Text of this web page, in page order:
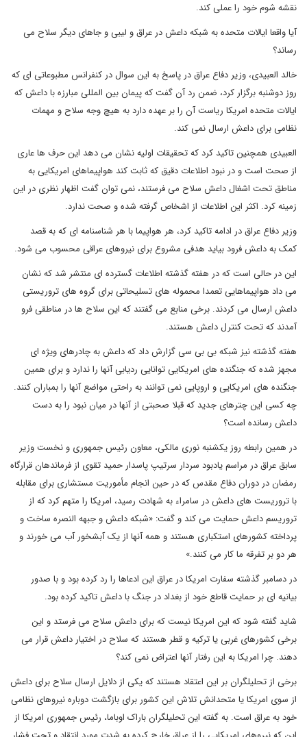
نقشه شوم خود را عملی کند.
آیا واقعا ایالات متحده به شبکه داعش در عراق و لیبی و جاهای دیگر سلاح می
رساند؟
خالد العبیدی، وزیر دفاع عراق در پاسخ به این سوال در کنفرانس مطبوعاتی ای که
روز دوشنبه برگزار کرد، ضمن رد آن گفت که پیمان بین المللی مبارزه با داعش که
ایالات متحده امریکا ریاست آن را بر عهده دارد به هیچ وجه سلاح و مهمات
نظامی برای داعش ارسال نمی کند.
العبیدی همچنین تاکید کرد که تحقیقات اولیه نشان می دهد این حرف ها عاری
از صحت است و در نبود اطلاعات دقیق که ثابت کند هواپیماهای امریکایی به
مناطق تحت اشغال داعش سلاح می فرستند، نمی توان گفت اظهار نظری در این
زمینه کرد. اکثر این اطلاعات از اشخاص گرفته شده و صحت ندارد.
وزیر دفاع عراق در ادامه تاکید کرد، هر هواپیما با هر شناسنامه ای که به قصد
کمک به داعش فرود بیاید هدفی مشروع برای نیروهای عراقی محسوب می شود.
این در حالی است که در هفته گذشته اطلاعات گسترده ای منتشر شد که نشان
می داد هواپیماهایی تعمدا محموله های تسلیحاتی برای گروه های تروریستی
داعش ارسال می کردند. برخی منابع می گفتند که این سلاح ها در مناطقی فرو
آمدند که تحت کنترل داعش هستند.
هفته گذشته نیز شبکه بی بی سی گزارش داد که داعش به چادرهای ویژه ای
مجهز شده که جنگنده های امریکایی توانایی ردیابی آنها را ندارد و برای همین
جنگنده های امریکایی و اروپایی نمی توانند به راحتی مواضع آنها را بمباران کنند.
چه کسی این چترهای جدید که قبلا صحبتی از آنها در میان نبود را به دست
داعش رسانده است؟
در همین رابطه روز یکشنبه نوری مالکی، معاون رئیس جمهوری و نخست وزیر
سابق عراق در مراسم یادبود سردار سرتیپ پاسدار حمید تقوی از فرماندهان قرارگاه
رمضان در دوران دفاع مقدس که در حین انجام مأموریت مستشاری برای مقابله
با تروریست های داعش در سامراء به شهادت رسید، امریکا را متهم کرد که از
تروریسم داعش حمایت می کند و گفت: «شبکه داعش و جبهه النصره ساخت و
پرداخته کشورهای استکباری هستند و همه آنها از یک آبشخور آب می خورند و
هر دو بر تفرقه ما کار می کنند.»
در دسامبر گذشته سفارت امریکا در عراق این ادعاها را رد کرده بود و با صدور
بیانیه ای بر حمایت قاطع خود از بغداد در جنگ با داعش تاکید کرده بود.
شاید گفته شود که این امریکا نیست که برای داعش سلاح می فرستد و این
برخی کشورهای غربی یا ترکیه و قطر هستند که سلاح در اختیار داعش قرار می
دهند. چرا امریکا به این رفتار آنها اعتراض نمی کند؟
برخی از تحلیلگران بر این اعتقاد هستند که یکی از دلایل ارسال سلاح برای داعش
از سوی امریکا یا متحدانش تلاش این کشور برای بازگشت دوباره نیروهای نظامی
خود به عراق است. به گفته این تحلیلگران باراک اوباما، رئیس جمهوری امریکا از